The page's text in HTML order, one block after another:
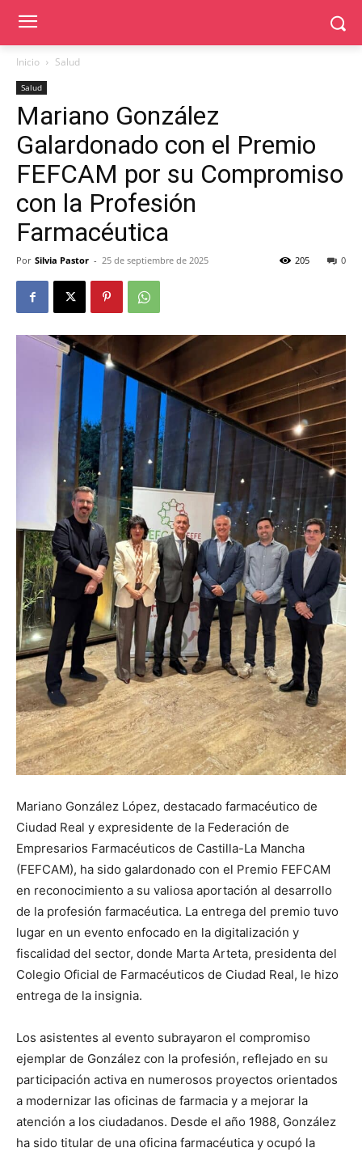
Inicio Salud
Salud
Mariano González
Galardonado con el Premio
FEFCAM por su Compromiso
con la Profesión
Farmacéutica
Por Silvia Pastor - 25 de septiembre de 2025 0
205
Mariano González López, destacado farmacéutico de
Ciudad Real y expresidente de la Federación de
Empresarios Farmacéuticos de Castilla-La Mancha
(FEFCAM), ha sido galardonado con el Premio FEFCAM
en reconocimiento a su valiosa aportación al desarrollo
de la profesión farmacéutica. La entrega del premio tuvo
lugar en un evento enfocado en la digitalización y
fiscalidad del sector, donde Marta Arteta, presidenta del
Colegio Oficial de Farmacéuticos de Ciudad Real, le hizo
entrega de la insignia.
Los asistentes al evento subrayaron el compromiso
ejemplar de González con la profesión, reflejado en su
participación activa en numerosos proyectos orientados
a modernizar las oficinas de farmacia y a mejorar la
atención a los ciudadanos. Desde el año 1988, González
ha sido titular de una oficina farmacéutica y ocupó la